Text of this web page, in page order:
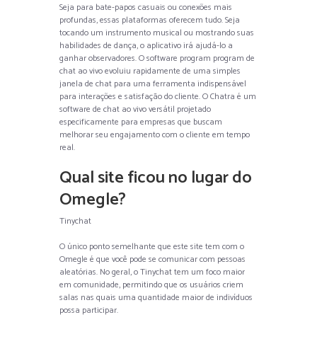
Seja para bate-papos casuais ou conexões mais
profundas, essas plataformas oferecem tudo. Seja
tocando um instrumento musical ou mostrando suas
habilidades de dança, o aplicativo irá ajudá-lo a
ganhar observadores. O software program program de
chat ao vivo evoluiu rapidamente de uma simples
janela de chat para uma ferramenta indispensável
para interações e satisfação do cliente. O Chatra é um
software de chat ao vivo versátil projetado
especificamente para empresas que buscam
melhorar seu engajamento com o cliente em tempo
real.
Qual site ficou no lugar do
Omegle?
Tinychat
O único ponto semelhante que este site tem com o
Omegle é que você pode se comunicar com pessoas
aleatórias. No geral, o Tinychat tem um foco maior
em comunidade, permitindo que os usuários criem
salas nas quais uma quantidade maior de indivíduos
possa participar.